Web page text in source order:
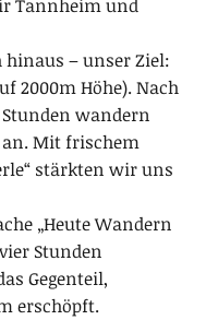
Tannheim und
hinaus – unser Ziel:
2000m Höhe). Nach
wandern
Mit frischem
stärkten wir uns
„Heute Wandern
Stunden
Gegenteil,
erschöpft.